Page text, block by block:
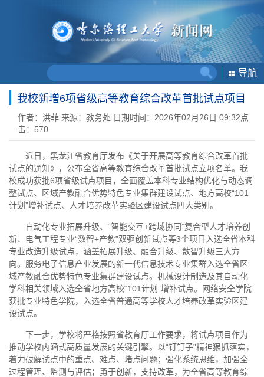
导航
我校新增6项省级高等教育综合改革首批试点项目
作者：洪菲 来源：教务处 日期时间：2026年02月26日 09:32点
击： 570
近日，黑龙江省教育厅发布《关于开展高等教育综合改革首批
试点的通知》，公布全省高等教育综合改革首批试点立项名单。我
校成功获批6项省级试点项目，全面覆盖本科专业结构优化与动态调
整试点、区域产教融合优势特色专业集群建设试点、地方高校“101
计划”增补试点、人才培养改革实验区建设试点四大类别。
自动化专业拓展升级、“智能交互+跨域协同”复合型人才培养创
新、电气工程专业“数智+产教”双驱创新试点等3个项目入选全省本科
专业改造升级试点，涵盖拓展升级、融合升级、数智升级三大方
向。服务电子信息产业发展的新一代信息技术专业集群入选全省区
域产教融合优势特色专业集群建设试点。机械设计制造及其自动化
学科相关领域入选全省地方高校“101计划”增补试点。网络安全学院
获批专业特色学院，入选全省普通高等学校人才培养改革实验区建
设试点。
下一步，学校将严格按照省教育厅工作要求，将试点项目作为
推动学校内涵式高质量发展的关键引擎。以“钉钉子”精神狠抓落实，
着力破解试点中的重点、难点、堵点问题；强化系统思维，加强全
过程管理、监测与评估；勇于创新，支持改革，为全省高等教育综